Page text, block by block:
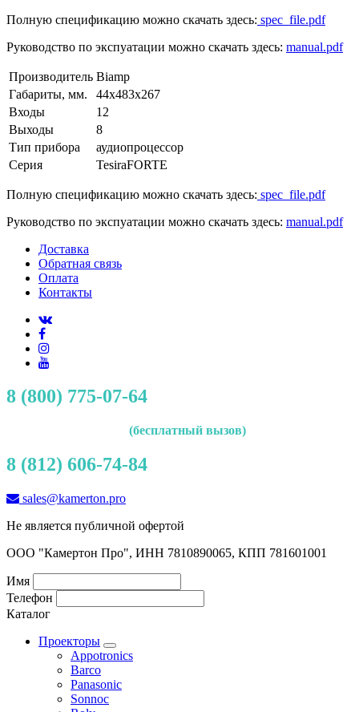
Полную спецификацию можно скачать здесь: spec_file.pdf
Руководство по экспуатации можно скачать здесь: manual.pdf
Производитель Biamp
Габариты, мм.
44х483х267
Входы
12
Выходы
8
Тип прибора
аудиопроцессор
Серия
TesiraFORTE
Полную спецификацию можно скачать здесь: spec_file.pdf
Руководство по экспуатации можно скачать здесь: manual.pdf
Доставка
Обратная связь
Оплата
Контакты
8 (800) 775-07-64
(бесплатный вызов)
8 (812) 606-74-84
sales@kamerton.pro
Не является публичной офертой
ООО "Камертон Про", ИНН 7810890065, КПП 781601001
Имя
Телефон
Каталог
Проекторы
Appotronics
Barco
Panasonic
Sonnoc